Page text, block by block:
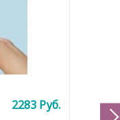
2283 Руб.